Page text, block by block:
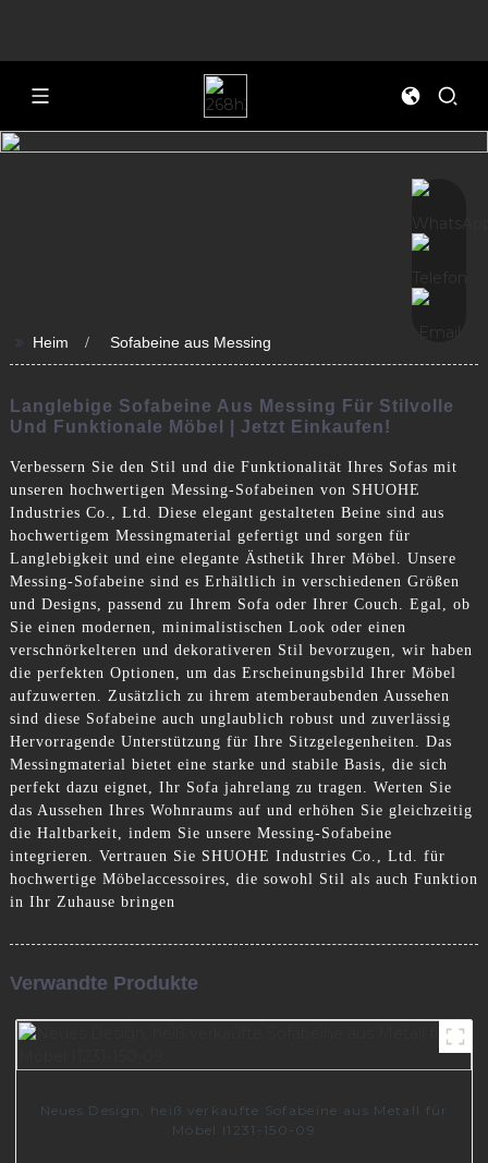
>> Heim Sofabeine aus Messing
Langlebige Sofabeine Aus Messing Für Stilvolle
Und Funktionale Möbel | Jetzt Einkaufen!
Verbessern Sie den Stil und die Funktionalität Ihres Sofas mit
unseren hochwertigen Messing-Sofabeinen von SHUOHE
Industries Co., Ltd. Diese elegant gestalteten Beine sind aus
hochwertigem Messingmaterial gefertigt und sorgen für
Langlebigkeit und eine elegante Ästhetik Ihrer Möbel. Unsere
Messing-Sofabeine sind es Erhältlich in verschiedenen Größen
und Designs, passend zu Ihrem Sofa oder Ihrer Couch. Egal, ob
Sie einen modernen, minimalistischen Look oder einen
verschnörkelteren und dekorativeren Stil bevorzugen, wir haben
die perfekten Optionen, um das Erscheinungsbild Ihrer Möbel
aufzuwerten. Zusätzlich zu ihrem atemberaubenden Aussehen
sind diese Sofabeine auch unglaublich robust und zuverlässig
Hervorragende Unterstützung für Ihre Sitzgelegenheiten. Das
Messingmaterial bietet eine starke und stabile Basis, die sich
perfekt dazu eignet, Ihr Sofa jahrelang zu tragen. Werten Sie
das Aussehen Ihres Wohnraums auf und erhöhen Sie gleichzeitig
die Haltbarkeit, indem Sie unsere Messing-Sofabeine
integrieren. Vertrauen Sie SHUOHE Industries Co., Ltd. für
hochwertige Möbelaccessoires, die sowohl Stil als auch Funktion
in Ihr Zuhause bringen
Verwandte Produkte
Neues Design, heiß verkaufte Sofabeine aus Metall für
Möbel I1231-150-09